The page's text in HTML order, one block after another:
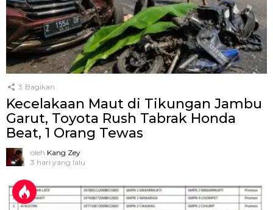
3 Bagikan
Kecelakaan Maut di Tikungan Jambu
Garut, Toyota Rush Tabrak Honda
Beat, 1 Orang Tewas
oleh Kang Zey
3 hari yang lalu